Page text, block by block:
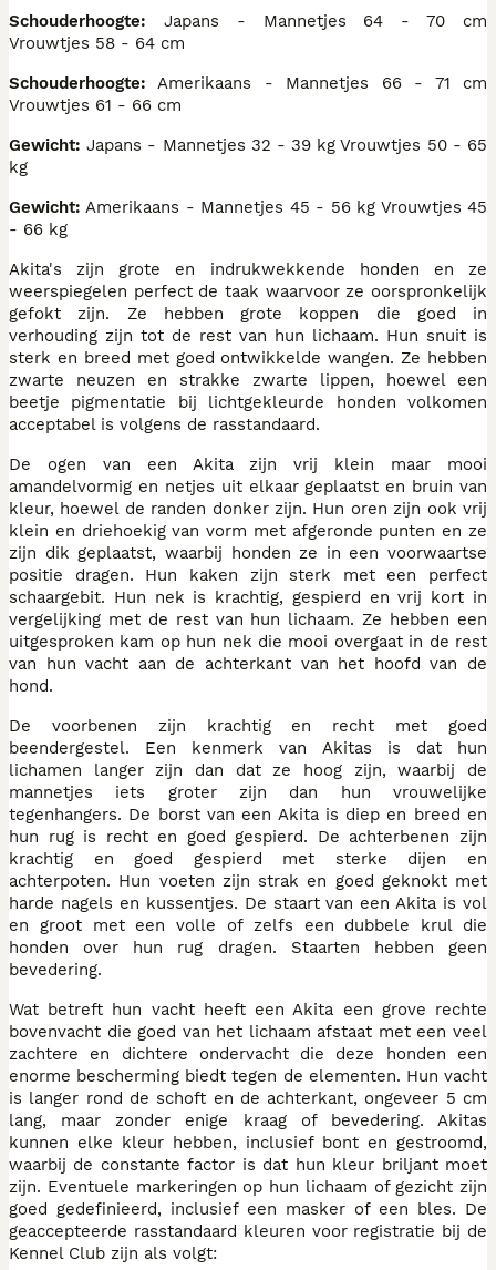
Schouderhoogte: Japans - Mannetjes 64 - 70 cm
Vrouwtjes 58 - 64 cm
Schouderhoogte: Amerikaans - Mannetjes 66 - 71 cm
Vrouwtjes 61 - 66 cm
Gewicht: Japans - Mannetjes 32 - 39 kg Vrouwtjes 50 - 65
kg
Gewicht: Amerikaans - Mannetjes 45 - 56 kg Vrouwtjes 45
- 66 kg
Akita's zijn grote en indrukwekkende honden en ze
weerspiegelen perfect de taak waarvoor ze oorspronkelijk
gefokt zijn. Ze hebben grote koppen die goed in
verhouding zijn tot de rest van hun lichaam. Hun snuit is
sterk en breed met goed ontwikkelde wangen. Ze hebben
zwarte neuzen en strakke zwarte lippen, hoewel een
beetje pigmentatie bij lichtgekleurde honden volkomen
acceptabel is volgens de rasstandaard.
De ogen van een Akita zijn vrij klein maar mooi
amandelvormig en netjes uit elkaar geplaatst en bruin van
kleur, hoewel de randen donker zijn. Hun oren zijn ook vrij
klein en driehoekig van vorm met afgeronde punten en ze
zijn dik geplaatst, waarbij honden ze in een voorwaartse
positie dragen. Hun kaken zijn sterk met een perfect
schaargebit. Hun nek is krachtig, gespierd en vrij kort in
vergelijking met de rest van hun lichaam. Ze hebben een
uitgesproken kam op hun nek die mooi overgaat in de rest
van hun vacht aan de achterkant van het hoofd van de
hond.
De voorbenen zijn krachtig en recht met goed
beendergestel. Een kenmerk van Akitas is dat hun
lichamen langer zijn dan dat ze hoog zijn, waarbij de
mannetjes iets groter zijn dan hun vrouwelijke
tegenhangers. De borst van een Akita is diep en breed en
hun rug is recht en goed gespierd. De achterbenen zijn
krachtig en goed gespierd met sterke dijen en
achterpoten. Hun voeten zijn strak en goed geknokt met
harde nagels en kussentjes. De staart van een Akita is vol
en groot met een volle of zelfs een dubbele krul die
honden over hun rug dragen. Staarten hebben geen
bevedering.
Wat betreft hun vacht heeft een Akita een grove rechte
bovenvacht die goed van het lichaam afstaat met een veel
zachtere en dichtere ondervacht die deze honden een
enorme bescherming biedt tegen de elementen. Hun vacht
is langer rond de schoft en de achterkant, ongeveer 5 cm
lang, maar zonder enige kraag of bevedering. Akitas
kunnen elke kleur hebben, inclusief bont en gestroomd,
waarbij de constante factor is dat hun kleur briljant moet
zijn. Eventuele markeringen op hun lichaam of gezicht zijn
goed gedefinieerd, inclusief een masker of een bles. De
geaccepteerde rasstandaard kleuren voor registratie bij de
Kennel Club zijn als volgt: